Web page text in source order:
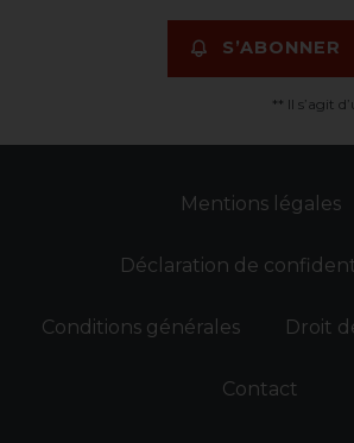
S’ABONNER
** Il s’agit
Mentions légales
Déclaration de
Conditions générales Droit
Contact